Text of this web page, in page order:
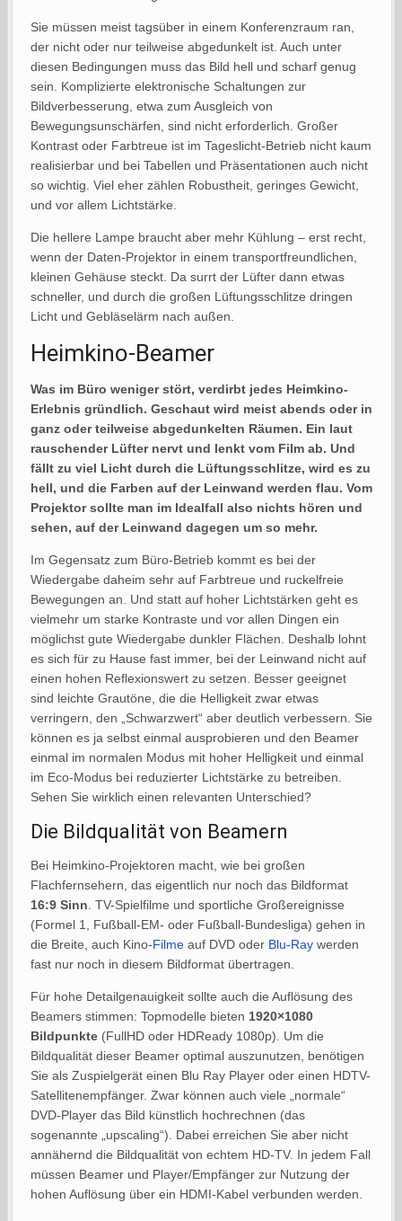
Sie müssen meist tagsüber in einem Konferenzraum ran,
der nicht oder nur teilweise abgedunkelt ist. Auch unter
diesen Bedingungen muss das Bild hell und scharf genug
sein. Komplizierte elektronische Schaltungen zur
Bildverbesserung, etwa zum Ausgleich von
Bewegungsunschärfen, sind nicht erforderlich. Großer
Kontrast oder Farbtreue ist im Tageslicht-Betrieb nicht kaum
realisierbar und bei Tabellen und Präsentationen auch nicht
so wichtig. Viel eher zählen Robustheit, geringes Gewicht,
und vor allem Lichtstärke.
Die hellere Lampe braucht aber mehr Kühlung – erst recht,
wenn der Daten-Projektor in einem transportfreundlichen,
kleinen Gehäuse steckt. Da surrt der Lüfter dann etwas
schneller, und durch die großen Lüftungsschlitze dringen
Licht und Gebläselärm nach außen.
Heimkino-Beamer
Was im Büro weniger stört, verdirbt jedes Heimkino-
Erlebnis gründlich. Geschaut wird meist abends oder in
ganz oder teilweise abgedunkelten Räumen. Ein laut
rauschender Lüfter nervt und lenkt vom Film ab. Und
fällt zu viel Licht durch die Lüftungsschlitze, wird es zu
hell, und die Farben auf der Leinwand werden flau. Vom
Projektor sollte man im Idealfall also nichts hören und
sehen, auf der Leinwand dagegen um so mehr.
Im Gegensatz zum Büro-Betrieb kommt es bei der
Wiedergabe daheim sehr auf Farbtreue und ruckelfreie
Bewegungen an. Und statt auf hoher Lichtstärken geht es
vielmehr um starke Kontraste und vor allen Dingen ein
möglichst gute Wiedergabe dunkler Flächen. Deshalb lohnt
es sich für zu Hause fast immer, bei der Leinwand nicht auf
einen hohen Reflexionswert zu setzen. Besser geeignet
sind leichte Grautöne, die die Helligkeit zwar etwas
verringern, den „Schwarzwert“ aber deutlich verbessern. Sie
können es ja selbst einmal ausprobieren und den Beamer
einmal im normalen Modus mit hoher Helligkeit und einmal
im Eco-Modus bei reduzierter Lichtstärke zu betreiben.
Sehen Sie wirklich einen relevanten Unterschied?
Die Bildqualität von Beamern
Bei Heimkino-Projektoren macht, wie bei großen
Flachfernsehern, das eigentlich nur noch das Bildformat
16:9 Sinn. TV-Spielfilme und sportliche Großereignisse
(Formel 1, Fußball-EM- oder Fußball-Bundesliga) gehen in
die Breite, auch Kino-Filme auf DVD oder Blu-Ray werden
fast nur noch in diesem Bildformat übertragen.
Für hohe Detailgenauigkeit sollte auch die Auflösung des
Beamers stimmen: Topmodelle bieten 1920×1080
Bildpunkte (FullHD oder HDReady 1080p). Um die
Bildqualität dieser Beamer optimal auszunutzen, benötigen
Sie als Zuspielgerät einen Blu Ray Player oder einen HDTV-
Satellitenempfänger. Zwar können auch viele „normale“
DVD-Player das Bild künstlich hochrechnen (das
sogenannte „upscaling“). Dabei erreichen Sie aber nicht
annähernd die Bildqualität von echtem HD-TV. In jedem Fall
müssen Beamer und Player/Empfänger zur Nutzung der
hohen Auflösung über ein HDMI-Kabel verbunden werden.